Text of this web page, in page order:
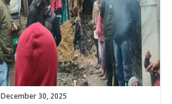
December 30, 2025